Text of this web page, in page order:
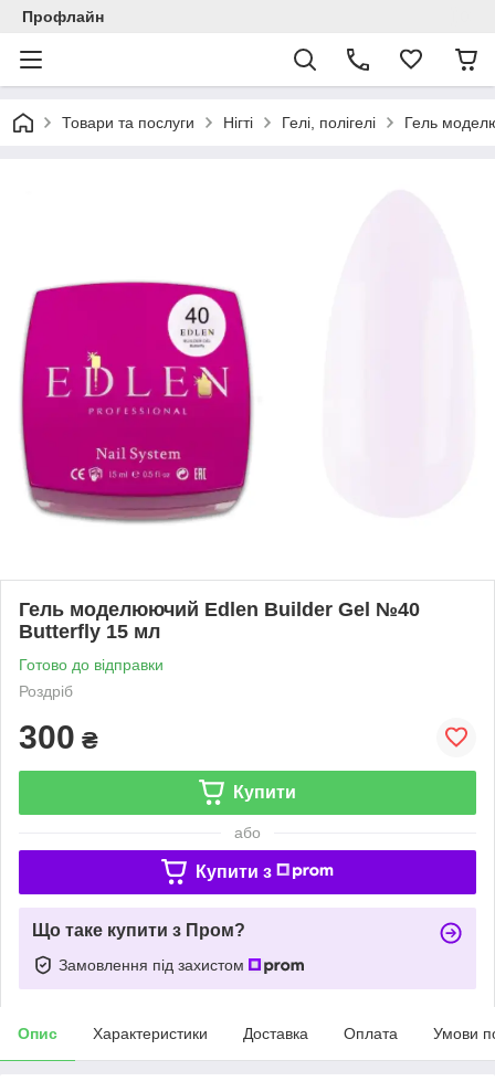
Профлайн
Товари та послуги Нігті Гелі, полігелі Гель
Гель моделюючий Edlen Builder Gel №40
Butterfly 15 мл
Готово до відправки
Роздріб
300 ₴
Купити
або
Купити з
Що таке купити з Пром?
Замовлення під захистом
Опис Характеристики Доставка Оплата Умови